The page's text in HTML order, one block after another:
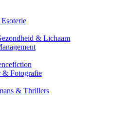
& Lichaam
& Fotografie
& Thrillers